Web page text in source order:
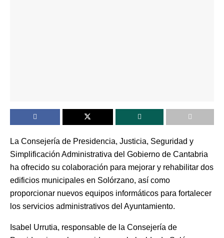
La Consejería de Presidencia, Justicia, Seguridad y
Simplificación Administrativa del Gobierno de Cantabria
ha ofrecido su colaboración para mejorar y rehabilitar dos
edificios municipales en Solórzano, así como
proporcionar nuevos equipos informáticos para fortalecer
los servicios administrativos del Ayuntamiento.
Isabel Urrutia, responsable de la Consejería de